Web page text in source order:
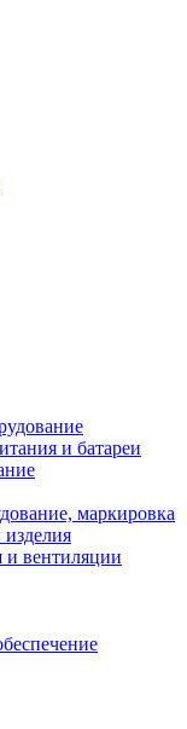
и батареи
маркировка
вентиляции